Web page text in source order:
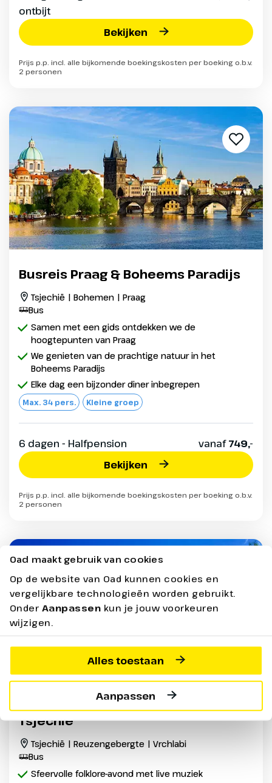
Oad maakt gebruik van cookies
Op de website van Oad kunnen cookies en
vergelijkbare technologieën worden gebruikt.
Onder Aanpassen kun je jouw voorkeuren
wijzigen.
Alles toestaan
Aanpassen
ontbijt
Bekijken
Prijs p.p. incl. alle bijkomende boekingskosten per boeking o.b.v.
2 personen
Busreis Praag & Boheems Paradijs
Tsjechië | Bohemen | Praag
Bus
Samen met een gids ontdekken we de
hoogtepunten van Praag
We genieten van de prachtige natuur in het
Boheems Paradijs
Elke dag een bijzonder diner inbegrepen
Max. 34 pers. Kleine groep
6 dagen - Halfpension vanaf749,-
Bekijken
Prijs p.p. incl. alle bijkomende boekingskosten per boeking o.b.v.
2 personen
Vertrekgarantie
Busreis Het Reuzengebergte van
Tsjechië
Tsjechië | Reuzengebergte | Vrchlabi
Bus
Sfeervolle folklore-avond met live muziek